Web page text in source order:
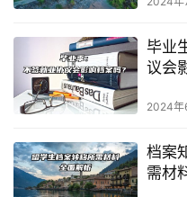
毕业
议会
2024年
档案
需材